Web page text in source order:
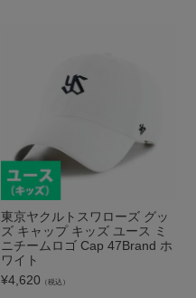
東京ヤクルトスワローズ グッ
ズ キャップ キッズ ユース ミ
ニチームロゴ Cap 47Brand ホ
ワイト
¥4,620 （税込）